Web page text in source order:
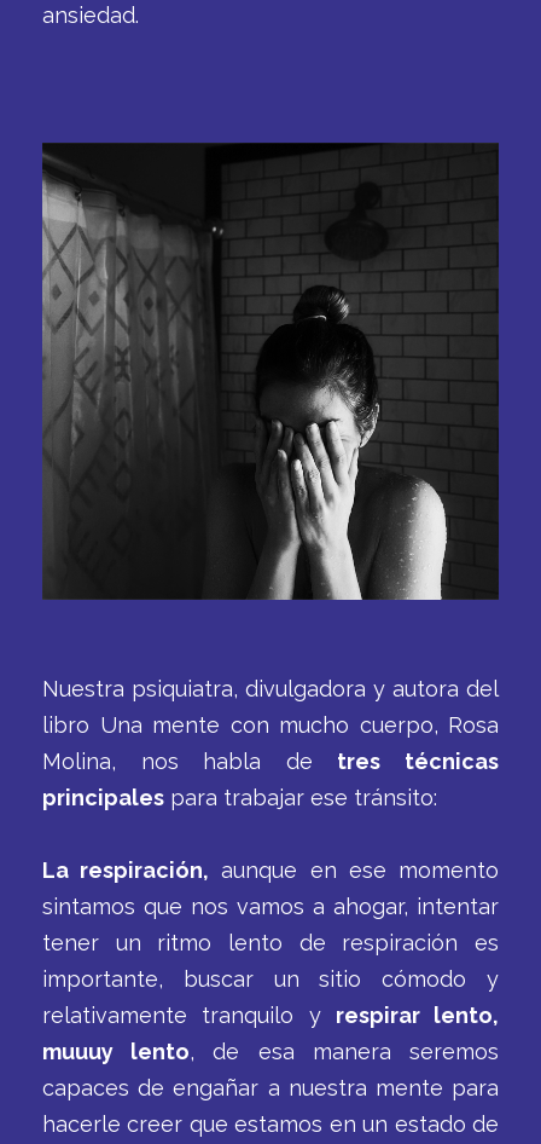
ansiedad.
Nuestra psiquiatra, divulgadora y autora del
libro Una mente con mucho cuerpo, Rosa
Molina, nos habla de tres técnicas
principales para trabajar ese tránsito:
La respiración, aunque en ese momento
sintamos que nos vamos a ahogar, intentar
tener un ritmo lento de respiración es
importante, buscar un sitio cómodo y
relativamente tranquilo y respirar lento,
muuuy lento, de esa manera seremos
capaces de engañar a nuestra mente para
hacerle creer que estamos en un estado de